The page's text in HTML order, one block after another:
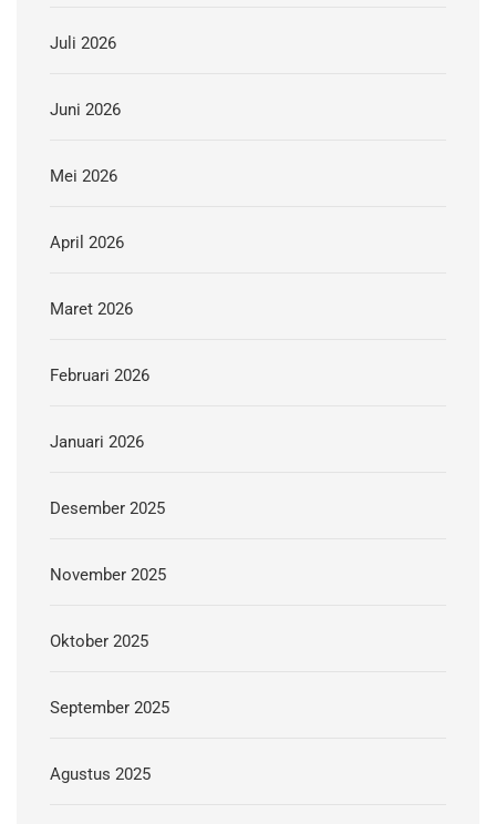
Juli 2026
Juni 2026
Mei 2026
April 2026
Maret 2026
Februari 2026
Januari 2026
Desember 2025
November 2025
Oktober 2025
September 2025
Agustus 2025